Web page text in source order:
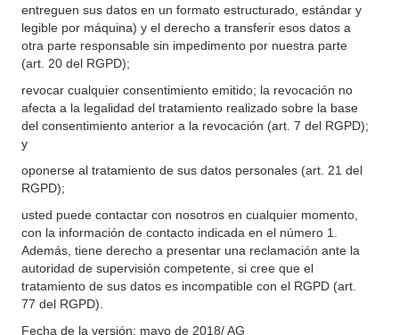
entreguen sus datos en un formato estructurado, estándar y
legible por máquina) y el derecho a transferir esos datos a
otra parte responsable sin impedimento por nuestra parte
(art. 20 del RGPD);
revocar cualquier consentimiento emitido; la revocación no
afecta a la legalidad del tratamiento realizado sobre la base
del consentimiento anterior a la revocación (art. 7 del RGPD);
y
oponerse al tratamiento de sus datos personales (art. 21 del
RGPD);
usted puede contactar con nosotros en cualquier momento,
con la información de contacto indicada en el número 1.
Además, tiene derecho a presentar una reclamación ante la
autoridad de supervisión competente, si cree que el
tratamiento de sus datos es incompatible con el RGPD (art.
77 del RGPD).
Fecha de la versión: mayo de 2018/ AG